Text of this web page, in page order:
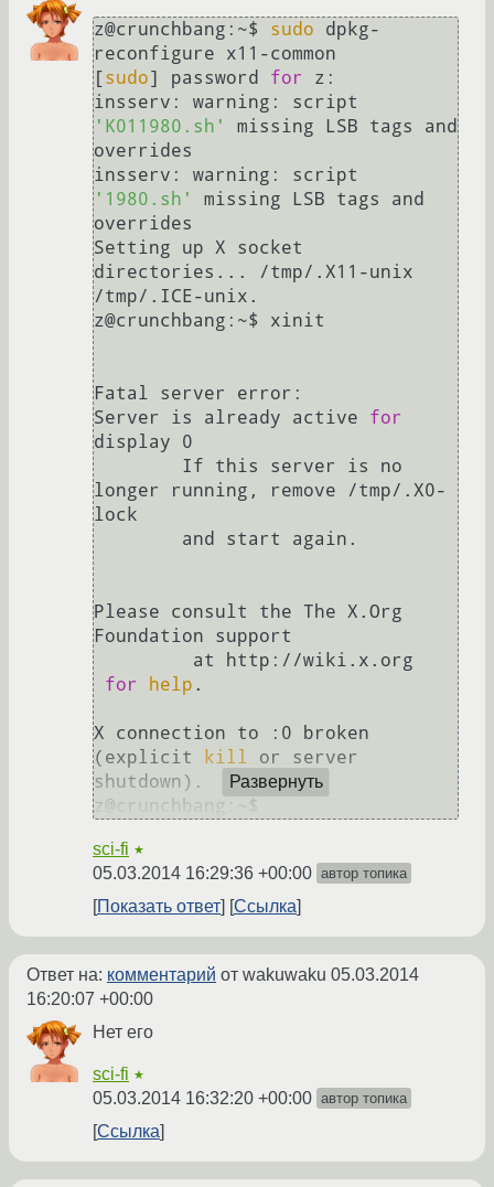
z@crunchbang:~$ sudo dpkg-
reconfigure x11-common
[sudo] password for
z:
'K011980.sh'
missing LSB tags and
overrides
'1980.sh'
missing LSB tags and
overrides
Setting up X socket
directories... /tmp/.X11-unix
/tmp/.ICE-unix.
z@crunchbang:~$ xinit
Fatal server error:
Server is already active for
display 0
longer running, remove /tmp/.X0-
lock
Please consult the The X.Org
Foundation support
for
help .
X connection to :0 broken
(explicit
kill or server
shutdown).
z@crunchbang:~$
Развернуть
sci-fi ★
05.03.2014 16:29:36 +00:00 автор топика
Показать ответ Ссылка
Ответ на: комментарий от wakuwaku 05.03.2014
16:20:07 +00:00
Нет его
sci-fi ★
05.03.2014 16:32:20 +00:00 автор топика
Ссылка